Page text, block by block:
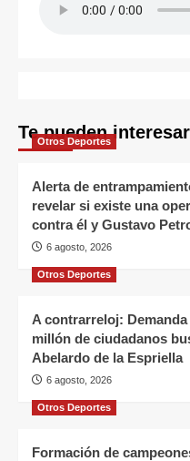
Te pueden interesar
Otros Deportes
Alerta de
revelar si existe una
contra él y Gustavo
6 agosto, 2026
Otros Deportes
A contrarreloj:
millón de ciudadanos
Abelardo de la Espriella
6 agosto, 2026
Otros Deportes
Formación de